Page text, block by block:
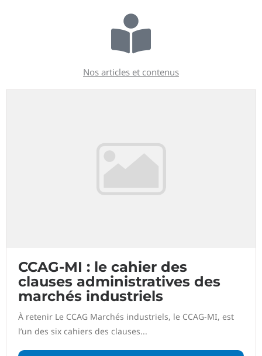
Nos articles et contenus
CCAG-MI : le cahier des
clauses administratives des
marchés industriels
À retenir Le CCAG Marchés industriels, le CCAG-MI, est
l’un des six cahiers des clauses...